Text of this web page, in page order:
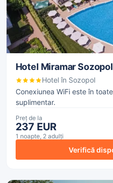
Hotel Miramar Sozopol
Hotel în Sozopol
Conexiunea WiFi este în
suplimentar.
Preț de la
237 EUR
1 noapte, 2 adulți
Verifică